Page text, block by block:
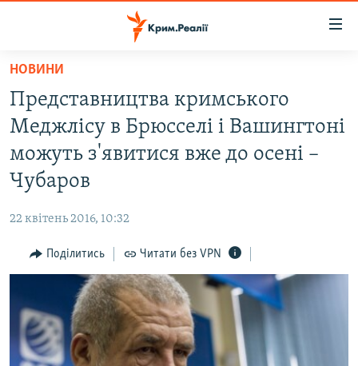
Перейти
основного
матеріалу
до
основної
Перейти
пошуку
ВОДА.КРИМ
ВІДЕО ТА ФОТО
ПОЛІТИКА
ІНТЕРВ'Ю
ВСЕ ЗА ДЕНЬ
СПЕЦПРОЕКТИ
ДЕПОРТАЦІЯ
ЯК ОБІЙТИ БЛОКУВАННЯ
НОВИНИ
Представництва кримського
Меджлісу в Брюсселі і Вашингтоні
можуть з'явитися вже до осені –
Чубаров
22 квітень 2016, 10:32
Поділитись Читати без VPN